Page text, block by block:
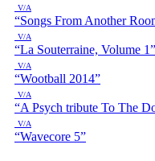
V/A
“Songs From Another
V/A
“La Souterraine, Volume 1”
V/A
“Wootball 2014”
V/A
“A Psych tribute To The
V/A
“Wavecore 5”